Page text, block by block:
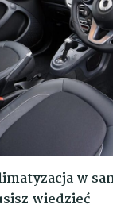
w
wiedzieć